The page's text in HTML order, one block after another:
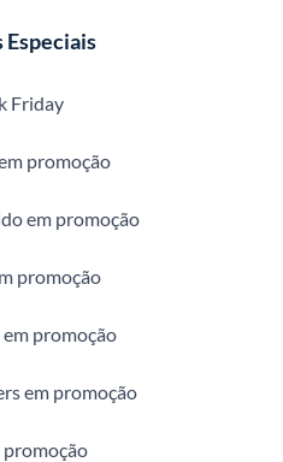
Especiais
Friday
promoção
em promoção
promoção
promoção
em promoção
promoção